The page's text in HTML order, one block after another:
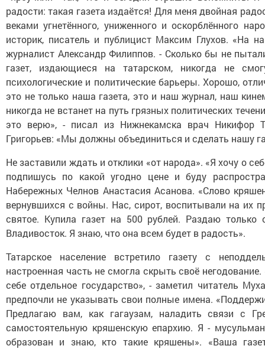
радости: такая газета издаётся! Для меня двойная
веками угнетённого, униженного и оскорблённого
историк, писатель и публицист Максим Глухов. «На
журналист Александр Филиппов. - Сколько бы не
газет, издающиеся на татарском, никогда не
психологические и политические барьеры. Хорошо,
это не только наша газета, это и наш журнал, наш
никогда не встанет на путь грязных политических
это верю», - писал из Нижнекамска врач Никифор
Григорьев: «Мы должны объединиться и сделать нашу
Не заставили ждать и отклики «от народа». «Я хочу о
подпишусь по какой угодно цене и буду
Набережных Челнов Анастасия Асанова. «Слово
вернувшихся с войны. Нас, сирот, воспитывали на их
святое. Купила газет на 500 рублей. Раздаю
Владивосток. Я знаю, что она всем будет в радость».
Татарское население встретило газету с
настроенная часть не смогла скрыть своё
себе отдельное государство», - заметил читатель
предпочли не указывать свои полные имена.
Предлагаю вам, как гагаузам, наладить связи с
самостоятельную кряшенскую епархию. Я -
образован и знаю, кто такие кряшены». «Ваша